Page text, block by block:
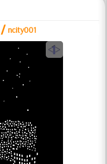
/ ncity001
a